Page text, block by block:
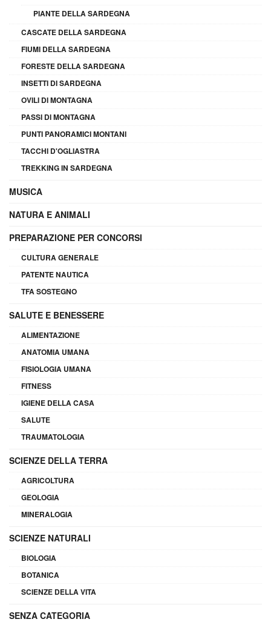
PIANTE DELLA SARDEGNA
CASCATE DELLA SARDEGNA
FIUMI DELLA SARDEGNA
FORESTE DELLA SARDEGNA
INSETTI DI SARDEGNA
OVILI DI MONTAGNA
PASSI DI MONTAGNA
PUNTI PANORAMICI MONTANI
TACCHI D'OGLIASTRA
TREKKING IN SARDEGNA
MUSICA
NATURA E ANIMALI
PREPARAZIONE PER CONCORSI
CULTURA GENERALE
PATENTE NAUTICA
TFA SOSTEGNO
SALUTE E BENESSERE
ALIMENTAZIONE
ANATOMIA UMANA
FISIOLOGIA UMANA
FITNESS
IGIENE DELLA CASA
SALUTE
TRAUMATOLOGIA
SCIENZE DELLA TERRA
AGRICOLTURA
GEOLOGIA
MINERALOGIA
SCIENZE NATURALI
BIOLOGIA
BOTANICA
SCIENZE DELLA VITA
SENZA CATEGORIA